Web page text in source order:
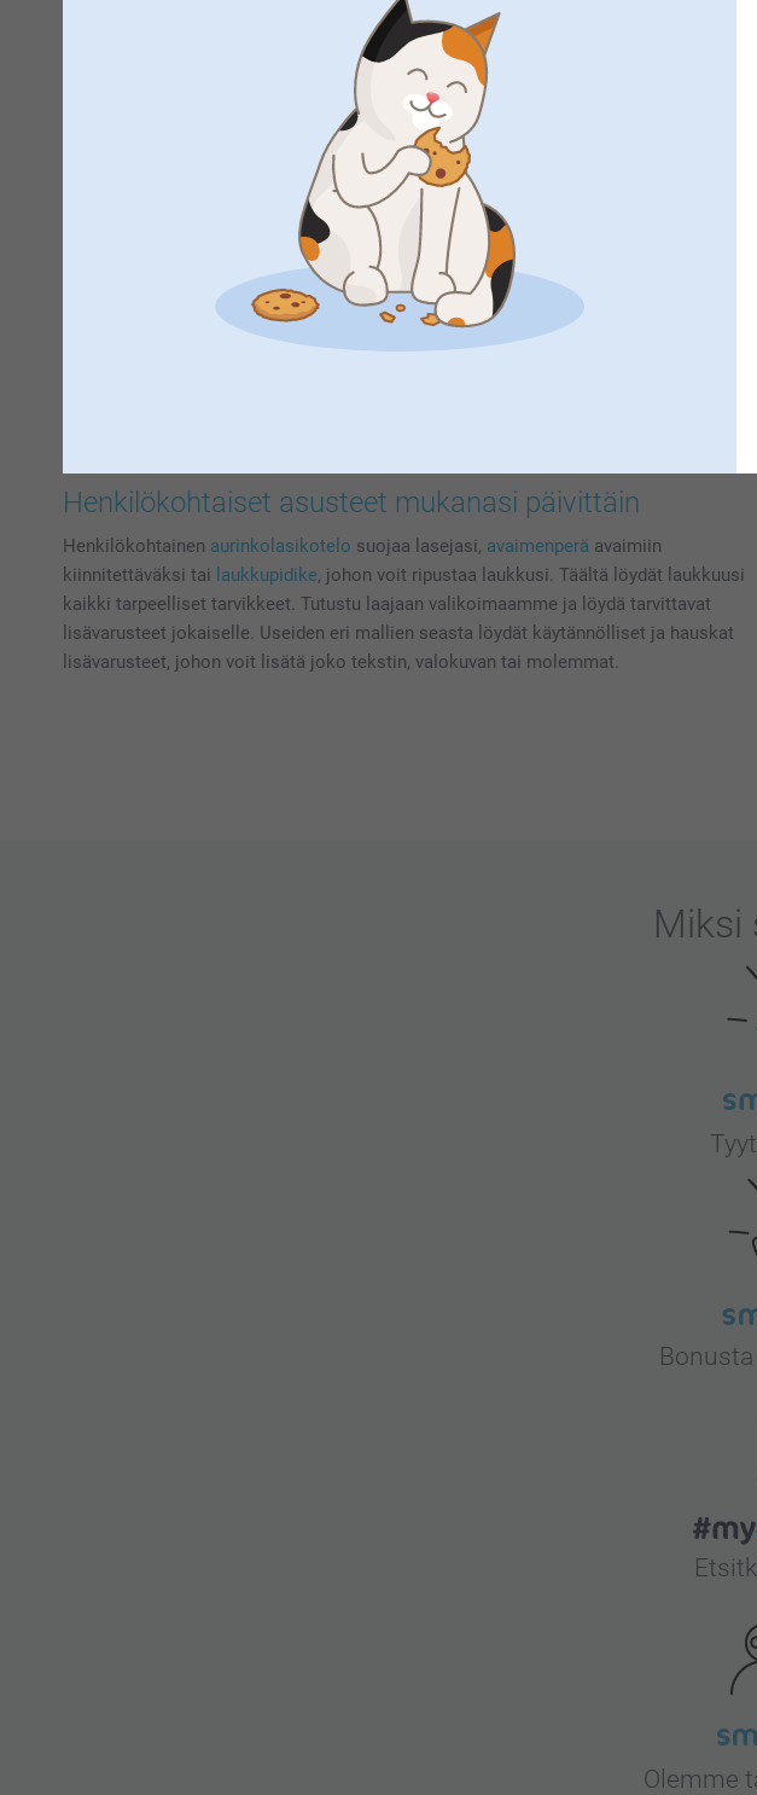
Henkilökohtaiset asusteet mukanasi päivittäin
Henkilökohtainen aurinkolasikotelo suojaa lasejasi, avaimenperä avaimiin
kiinnitettäväksi tai laukkupidike, johon voit ripustaa laukkusi. Täältä löydät laukkuusi
kaikki tarpeelliset tarvikkeet. Tutustu laajaan valikoimaamme ja löydä tarvittavat
lisävarusteet jokaiselle. Useiden eri mallien seasta löydät käytännölliset ja hauskat
lisävarusteet, johon voit lisätä joko tekstin, valokuvan tai molemmat.
Miksi
Olemme